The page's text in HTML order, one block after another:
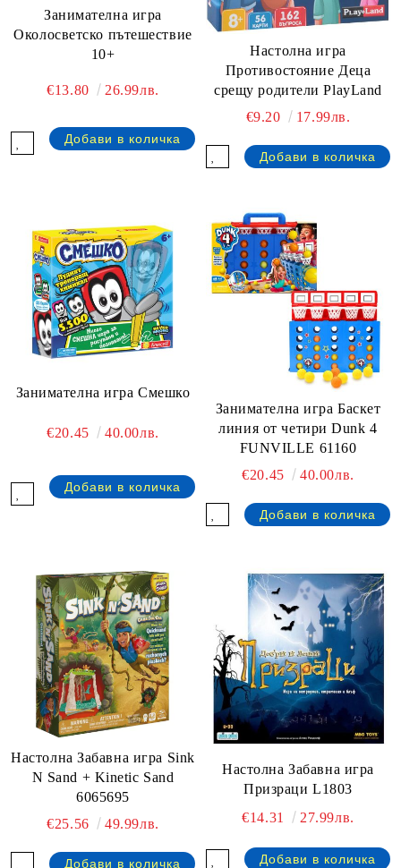
Занимателна игра
Околосветско пътешествие
10+
€13.80 26.99лв.
Настолна игра
Противостояние Деца
срещу родители PlayLand
€9.20
17.99лв.
Занимателна игра Смешко
€20.45 40.00лв.
Занимателна игра Баскет
линия от четири Dunk 4
FUNVILLE 61160
€20.45
40.00лв.
Настолна Забавна игра Sink
N Sand + Kinetic Sand
6065695
€25.56
49.99лв.
Настолна Забавна игра
Призраци L1803
€14.31
27.99лв.